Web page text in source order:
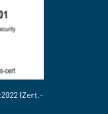
(Zert.-